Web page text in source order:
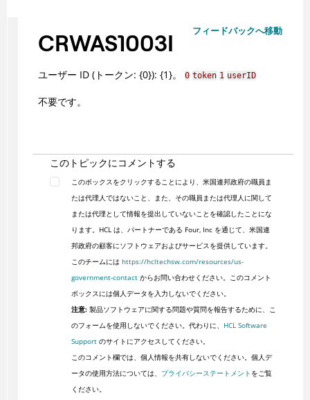
フィードバックへ移動
CRWAS1003I
ユーザー ID (トークン: {0}): {1}。 0 token 1 userID
不要です。
このトピックにコメントする
このボックスをクリックすることにより、米国連邦政府の職員ま
たは代理人ではないこと、また、その職員または代理人に関して
または代理として情報を提出していないことを確認したことにな
ります。HCL は、パートナーである Four, Inc を通じて、米国連
邦政府の顧客にソフトウェアおよびサービスを提供しています。
このチームには https://hcltechsw.com/resources/us-
government-contactからお問い合わせください。このコメント
ボックスには個人データを入力しないでください。
注意:製品ソフトウェアに関する問題や質問を報告するために、こ
のフォームを使用しないでください。代わりに、 HCL Software
Supportのサイトにアクセスしてください。
このコメント欄では、個人情報を共有しないでください。個人デ
ータの使用方法については、 プライバシーステートメント をご覧
ください。